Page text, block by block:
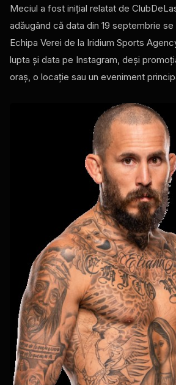
Meciul a fost inițial relatat de
adăugând că data din 19 septembrie se
Echipa Verei de la Iridium Sports
lupta și data pe Instagram, deși
oraș, o locație sau un eveniment